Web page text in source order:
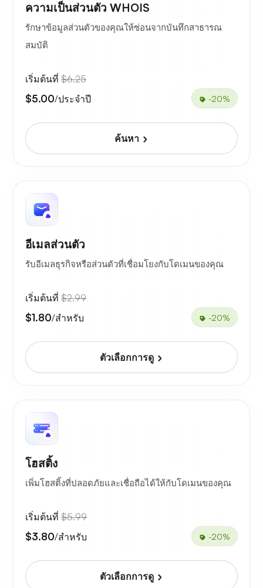
ความเป็นส่วนตัว WHOIS
รักษาข้อมูลส่วนตัวของคุณให้ซ่อนจากบันทึกสาธารณ
สมบัติ
เริ่มต้นที่ $6.25
$5.00/ประจำปี -20%
ค้นหา
อีเมลส่วนตัว
รับอีเมลธุรกิจหรือส่วนตัวที่เชื่อมโยงกับโดเมนของคุณ
เริ่มต้นที่ $2.99
$1.80/สำหรับ -20%
ตัวเลือกการดู
โฮสติ้ง
เพิ่มโฮสติ้งที่ปลอดภัยและเชื่อถือได้ให้กับโดเมนของคุณ
เริ่มต้นที่ $5.99
$3.80/สำหรับ -20%
ตัวเลือกการดู